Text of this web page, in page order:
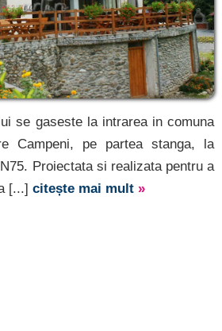
se gaseste la intrarea in comuna
Campeni, pe partea stanga, la
Proiectata si realizata pentru a
[...] citește mai mult »
®